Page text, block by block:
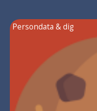
Persondata & dig